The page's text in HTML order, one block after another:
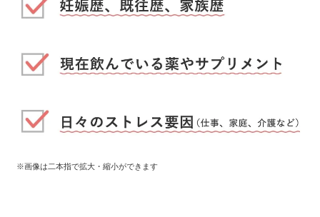
※画像は二本指で拡大・縮小ができます